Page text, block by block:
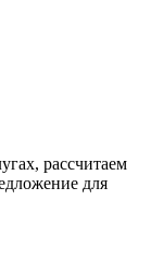
рассчитаем
для